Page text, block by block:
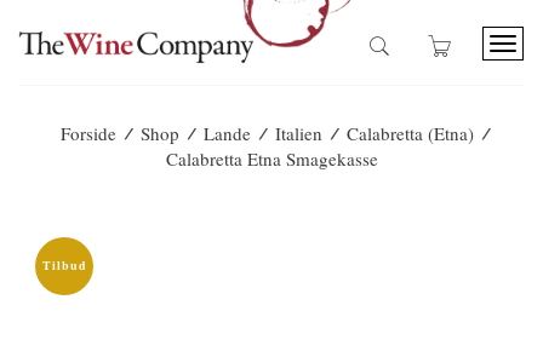
T
Forside / Shop / Lande / Italien / Calabretta (Etna) /
Calabretta Etna Smagekasse
Tilbud